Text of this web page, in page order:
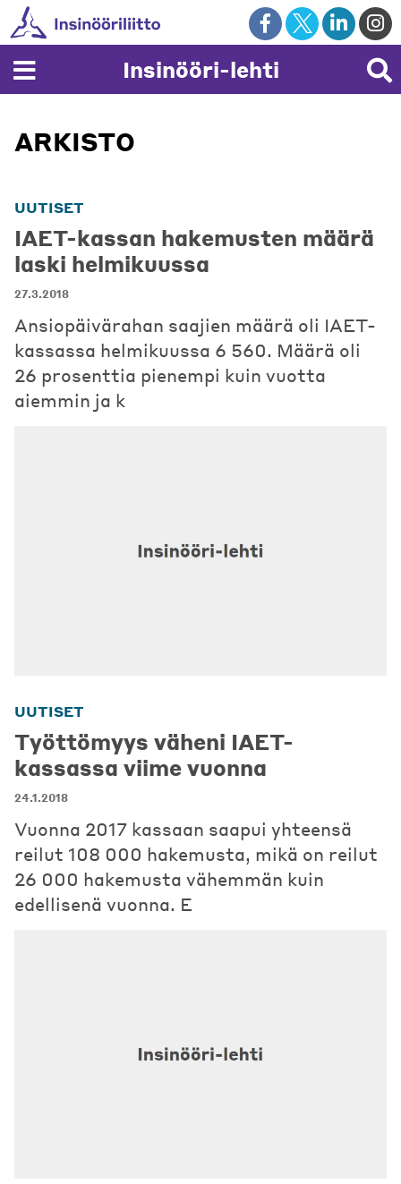
Skip
to
content
Insinööri-lehti
ARKISTO
UUTISET
IAET-kassan hakemusten määrä
laski helmikuussa
27.3.2018
Ansiopäivärahan saajien määrä oli IAET-
kassassa helmikuussa 6 560. Määrä oli
26 prosenttia pienempi kuin vuotta
aiemmin ja k
UUTISET
Työttömyys väheni IAET-
kassassa viime vuonna
24.1.2018
Vuonna 2017 kassaan saapui yhteensä
reilut 108 000 hakemusta, mikä on reilut
26 000 hakemusta vähemmän kuin
edellisenä vuonna. E